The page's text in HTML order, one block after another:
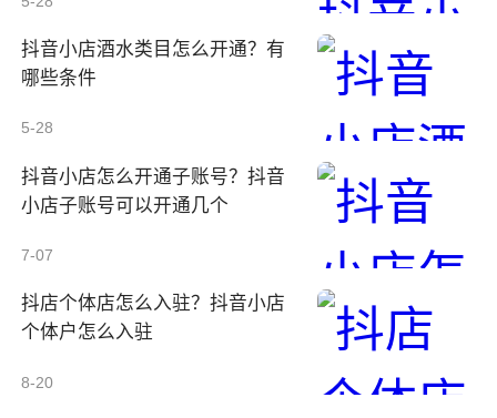
抖音小店酒水类目怎么开通？有
哪些条件
5-28
抖音小店怎么开通子账号？抖音
小店子账号可以开通几个
7-07
抖店个体店怎么入驻？抖音小店
个体户怎么入驻
8-20